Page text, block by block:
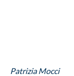
Patrizia Mocci